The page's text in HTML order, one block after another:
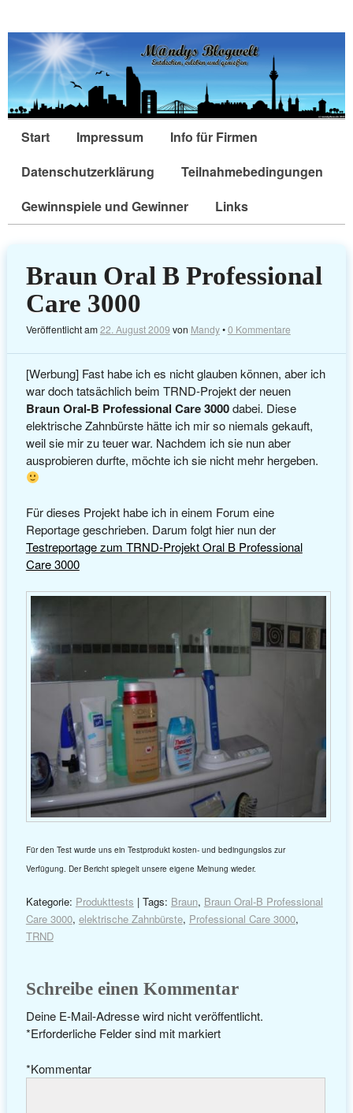
Start Impressum
Info für Firmen
Datenschutzerklärung
Teilnahmebedingungen
Gewinnspiele und Gewinner
Links
Braun Oral B Professional
Care 3000
Veröffentlicht am22. August 2009 von Mandy•0 Kommentare
[Werbung] Fast habe ich es nicht glauben können, aber ich
war doch tatsächlich beim TRND-Projekt der neuen
Braun Oral-B Professional Care 3000dabei. Diese
elektrische Zahnbürste hätte ich mir so niemals gekauft,
weil sie mir zu teuer war. Nachdem ich sie nun aber
ausprobieren durfte, möchte ich sie nicht mehr hergeben.
Für dieses Projekt habe ich in einem Forum eine
Reportage geschrieben. Darum folgt hier nun der
Testreportage zum TRND-Projekt Oral B Professional
Care 3000
Für den Test wurde uns ein Testprodukt kosten- und bedingungslos zur
Verfügung. Der Bericht spiegelt unsere eigene Meinung wieder.
Kategorie: Produkttests | Tags: Braun, Braun Oral-B Professional
Care 3000, elektrische Zahnbürste, Professional Care 3000,
TRND
Schreibe einen Kommentar
Deine E-Mail-Adresse wird nicht veröffentlicht.
Erforderliche Felder sind mit
* markiert
Kommentar
*